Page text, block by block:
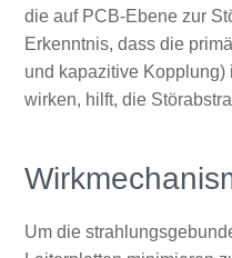
die auf PCB-Ebene zur
Erkenntnis, dass die
und kapazitive
wirken, hilft, die
Um die